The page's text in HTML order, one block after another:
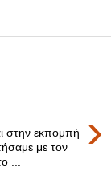
›
στην εκπομπή
με τον
...